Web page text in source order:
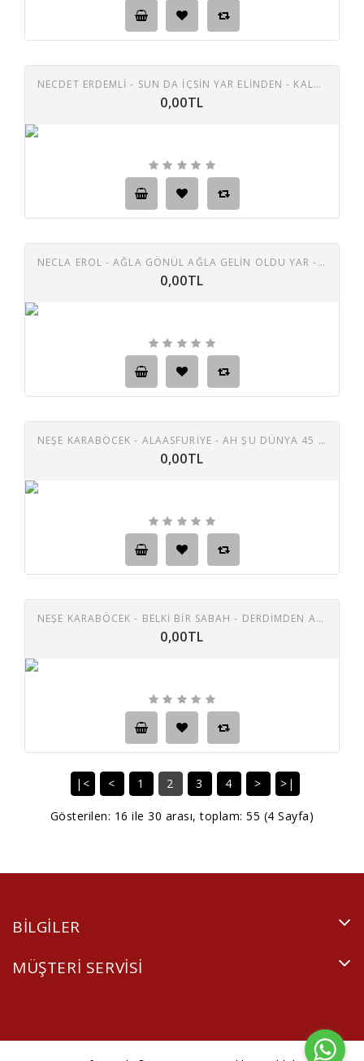
NECDET ERDEMLI - SUN DA IÇSIN YAR ELINDEN - KALBIM SENI ÖZLER 45 LIK PLAK
0,00TL
NECLA EROL - AĞLA GÖNÜL AĞLA GELİN OLDU YAR - EYVAH EYVAHLAR OLSUN 45 LİK PLAK
0,00TL
NEŞE KARABÖCEK - ALAASFURİYE - AH ŞU DÜNYA 45 LİK PLAK
0,00TL
NEŞE KARABÖCEK - BELKİ BİR SABAH - DERDİMDEN ANLAYAN YOK TAŞ PLAK
0,00TL
|< < 1 2 3 4 > >|
Gösterilen: 16 ile 30 arası, toplam: 55 (4 Sayfa)
BILGILER
MÜŞTERI SERVISI